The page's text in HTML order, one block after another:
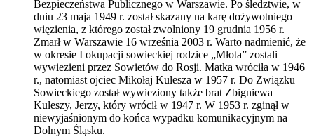
Bezpieczeństwa Publicznego w Warszawie. Po śledztwie, w
dniu 23 maja 1949 r. został skazany na karę dożywotniego
więzienia, z którego został zwolniony 19 grudnia 1956 r.
Zmarł w Warszawie 16 września 2003 r. Warto nadmienić, że
w okresie I okupacji sowieckiej rodzice „Młota” zostali
wywiezieni przez Sowietów do Rosji. Matka wróciła w 1946
r., natomiast ojciec Mikołaj Kulesza w 1957 r. Do Związku
Sowieckiego został wywieziony także brat Zbigniewa
Kuleszy, Jerzy, który wrócił w 1947 r. W 1953 r. zginął w
niewyjaśnionym do końca wypadku komunikacyjnym na
Dolnym Śląsku.